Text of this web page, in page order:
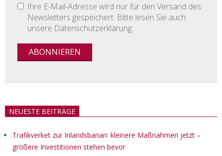
Ihre E-Mail-Adresse wird nur für den Versand des
Newsletters gespeichert. Bitte lesen Sie auch
unsere Datenschutzerklärung.
NEUESTE BEITRÄGE
Trafikverket zur Inlandsbanan: kleinere Maßnahmen jetzt –
größere Investitionen stehen bevor